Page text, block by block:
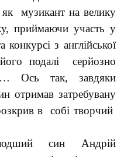
музикант на велику
приймаючи участь у
з англійської
подалі серйозно
Ось так, завдяки
отримав затребувану
в собі творчий
син Андрій